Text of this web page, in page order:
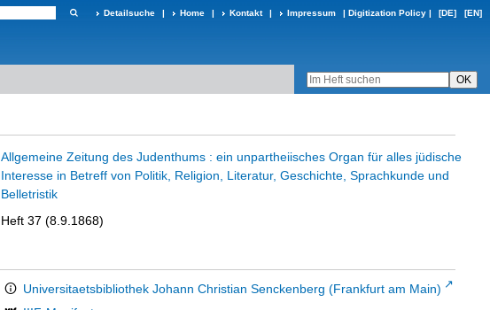
Detailsuche | Home | Kontakt | Impressum | Digitization Policy | [DE] [EN]
Allgemeine Zeitung des Judenthums : ein unpartheiisches Organ für alles jüdische
Interesse in Betreff von Politik, Religion, Literatur, Geschichte, Sprachkunde und
Belletristik
Heft 37 (8.9.1868)
Universitaetsbibliothek Johann Christian Senckenberg (Frankfurt am Main)